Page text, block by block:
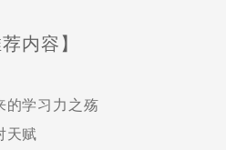
荐内容】
的学习力之殇
天赋